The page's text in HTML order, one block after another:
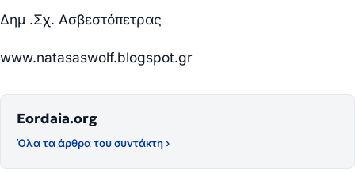
Δημ .Σχ. Ασβεστόπετρας
www.natasaswolf.blogspot.gr
Eordaia.org
Όλα τα άρθρα του συντάκτη ›